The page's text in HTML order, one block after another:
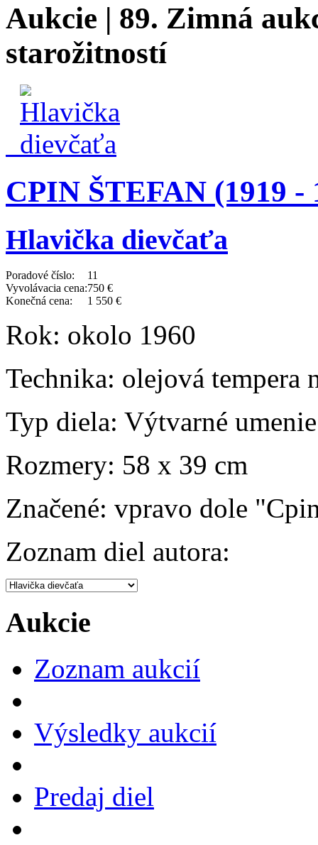
Aukcie | 89. Zimná
starožitností
CPIN ŠTEFAN (1919 -
Hlavička dievčaťa
Poradové číslo:
11
Vyvolávacia cena:750 €
Konečná cena:
1 550 €
Rok: okolo 1960
Technika: olejová tempera
Typ diela: Výtvarné umenie
Rozmery: 58 x 39 cm
Značené: vpravo dole
Zoznam diel autora:
Aukcie
Zoznam aukcií
Výsledky aukcií
Predaj diel